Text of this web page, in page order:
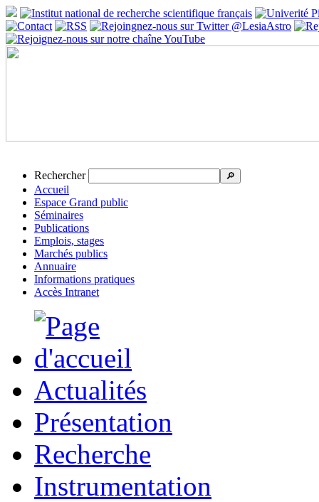
Rechercher 🔎
Accueil
Espace Grand public
Séminaires
Publications
Emplois, stages
Marchés publics
Annuaire
Informations pratiques
Accès Intranet
Actualités
Présentation
Recherche
Instrumentation